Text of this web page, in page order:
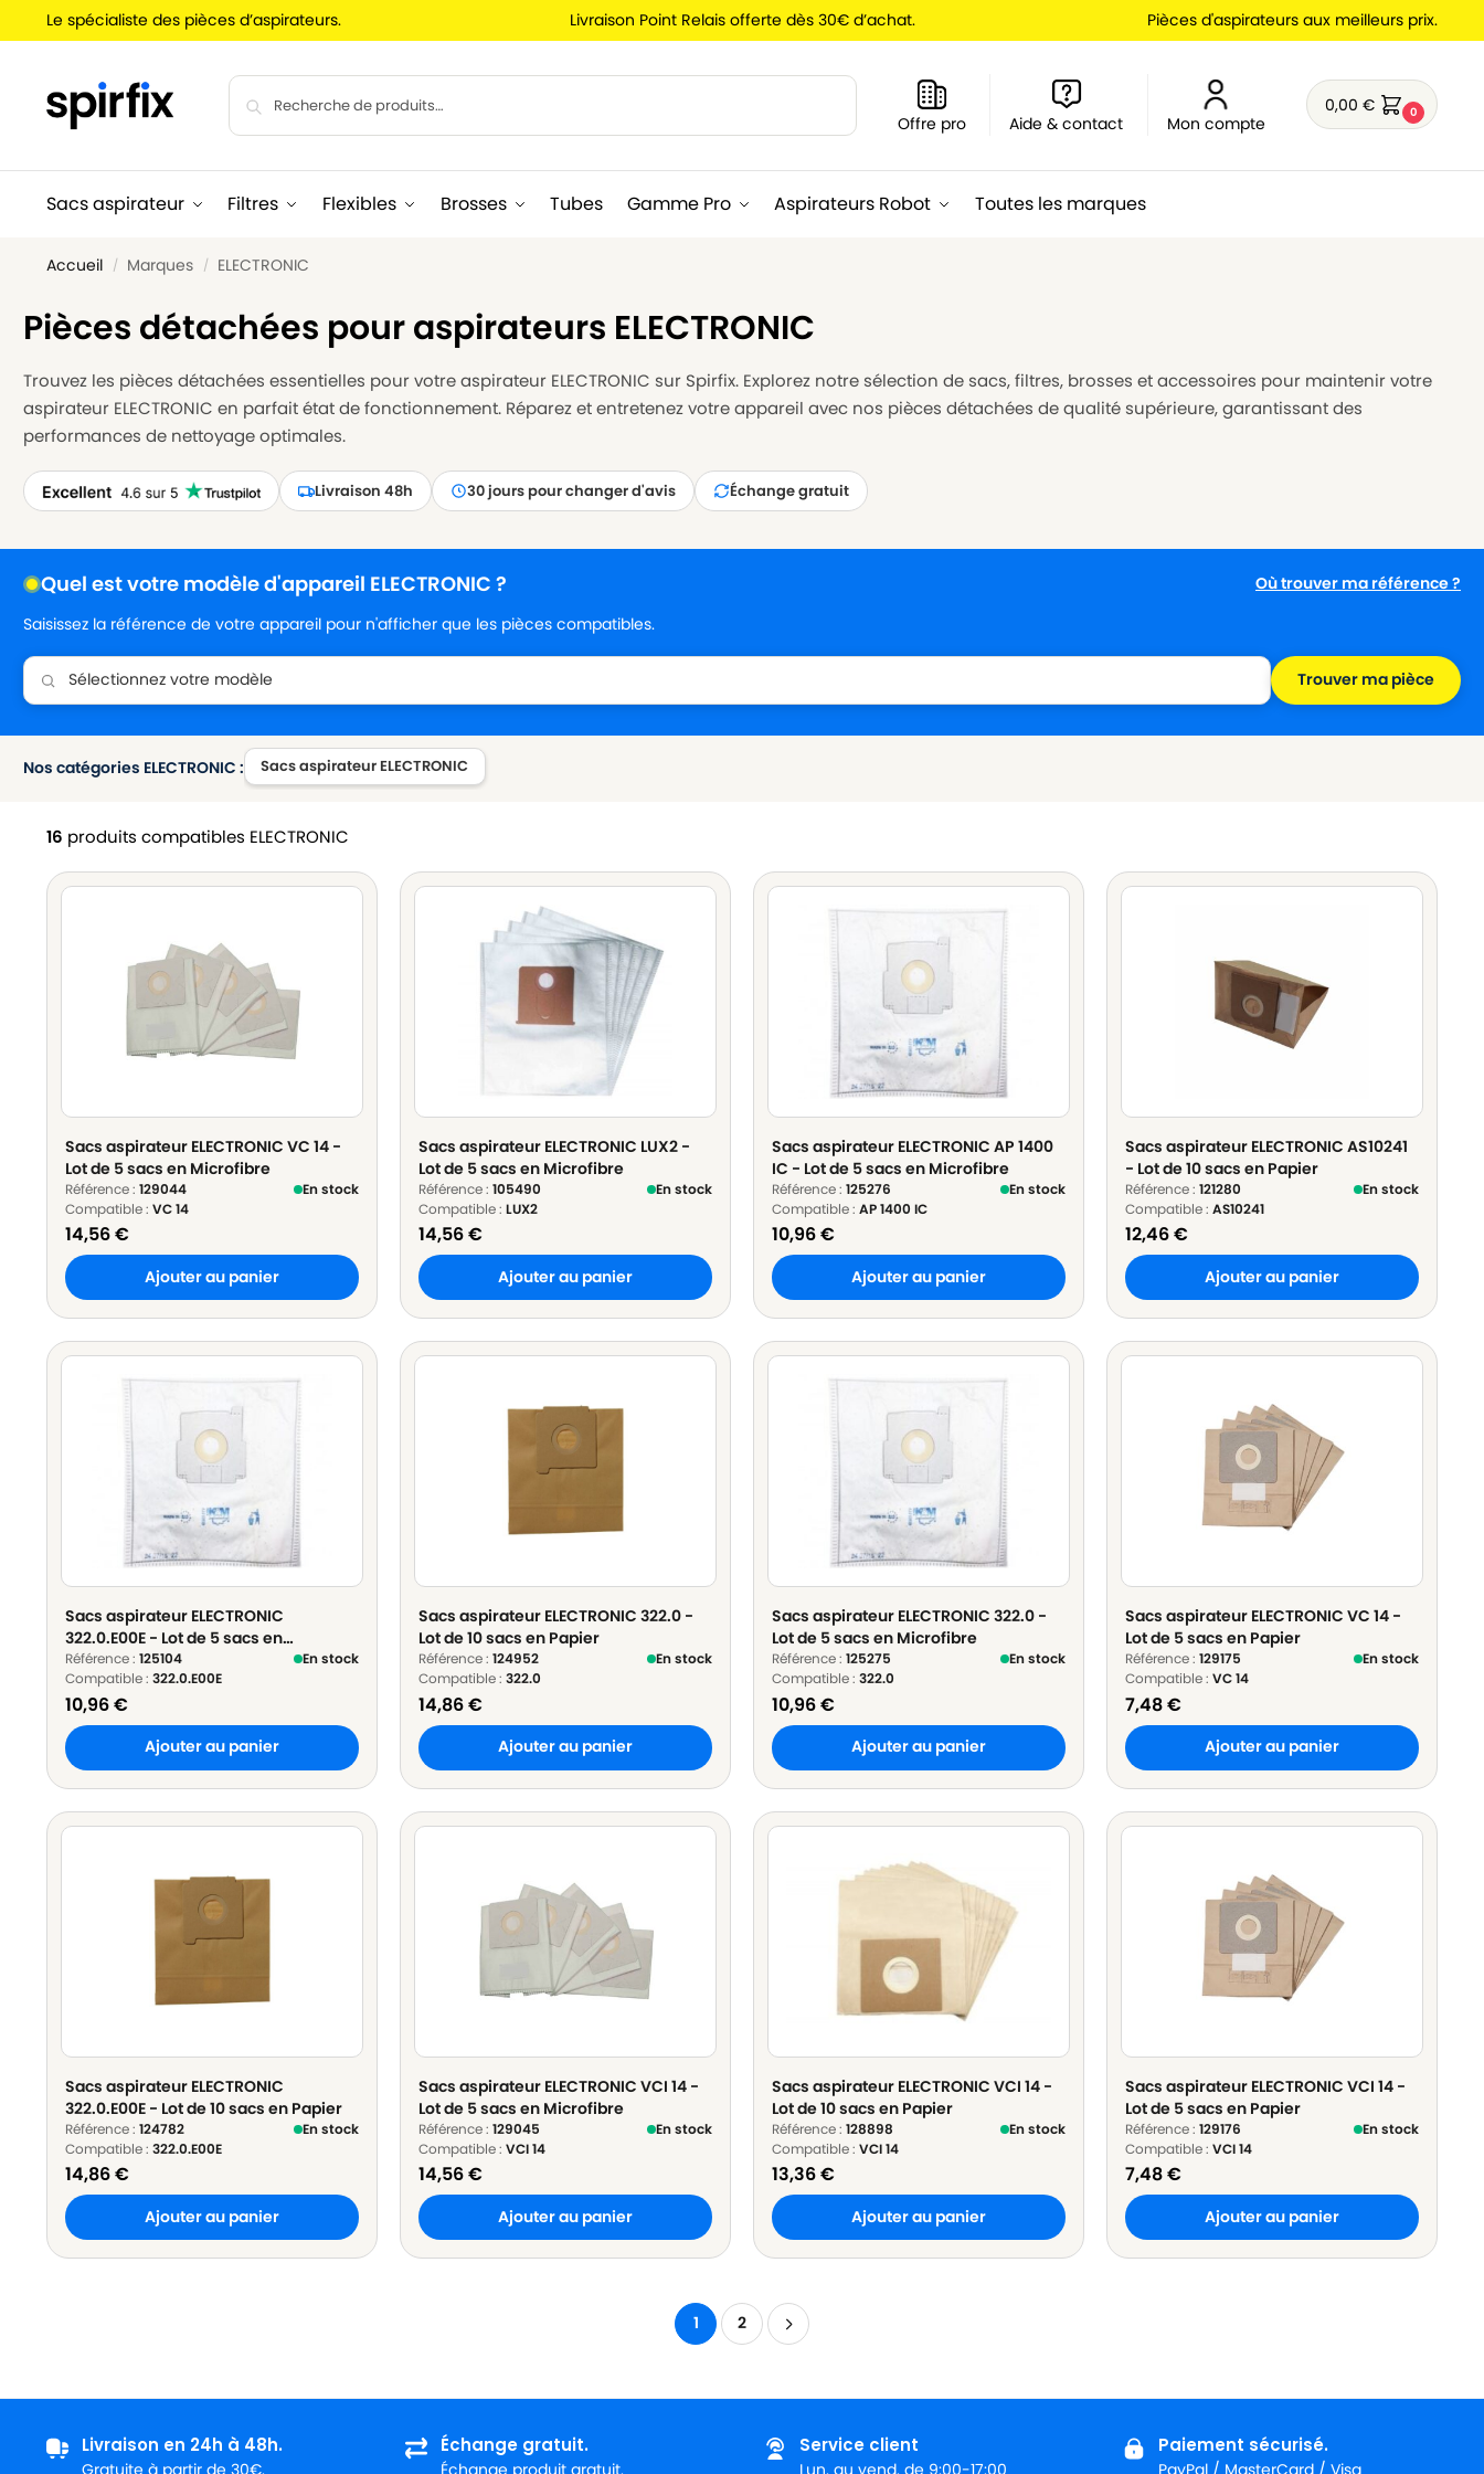
Le spécialiste des pièces d’aspirateurs. Livraison Point Relais offerte dès 30€ d’achat. Pièces d'aspirateurs aux meilleurs prix.
Offre pro Aide & contact Mon compte
0,00€ 0
Sacs aspirateur Filtres Flexibles Brosses Tubes Gamme Pro Aspirateurs Robot Toutes les marques
Accueil / Marques / ELECTRONIC
Pièces détachées pour aspirateurs ELECTRONIC
Trouvez les pièces détachées essentielles pour votre aspirateur ELECTRONIC sur Spirfix. Explorez notre sélection de sacs, filtres, brosses et accessoires pour maintenir votre
aspirateur ELECTRONIC en parfait état de fonctionnement. Réparez et entretenez votre appareil avec nos pièces détachées de qualité supérieure, garantissant des
performances de nettoyage optimales.
Livraison 48h 30 jours pour changer d'avis Échange gratuit
Quel est votre modèle d'appareil ELECTRONIC ?
Où trouver ma référence ?
Saisissez la référence de votre appareil pour n'afficher que les pièces compatibles.
Trouver ma pièce
Nos catégories ELECTRONIC : Sacs aspirateur ELECTRONIC
16 produits compatibles ELECTRONIC
Sacs aspirateur ELECTRONIC VC 14 -
Lot de 5 sacs en Microfibre
Référence : 129044
En stock
Compatible : VC 14
14,56€
Ajouter au panier
Sacs aspirateur ELECTRONIC LUX2 -
Lot de 5 sacs en Microfibre
Référence : 105490
En stock
Compatible : LUX2
14,56€
Ajouter au panier
Sacs aspirateur ELECTRONIC AP 1400
IC - Lot de 5 sacs en Microfibre
Référence : 125276
En stock
Compatible : AP 1400 IC
10,96€
Ajouter au panier
Sacs aspirateur ELECTRONIC AS10241
- Lot de 10 sacs en Papier
Référence :121280
En stock
Compatible :AS10241
12,46€
Ajouter au panier
Sacs aspirateur ELECTRONIC
322.0.E00E - Lot de 5 sacs en
Microfibre
Référence : 125104
En stock
Compatible : 322.0.E00E
10,96€
Ajouter au panier
Sacs aspirateur ELECTRONIC 322.0 -
Lot de 10 sacs en Papier
Référence : 124952
En stock
Compatible : 322.0
14,86€
Ajouter au panier
Sacs aspirateur ELECTRONIC 322.0 -
Lot de 5 sacs en Microfibre
Référence : 125275
En stock
Compatible : 322.0
10,96€
Ajouter au panier
Sacs aspirateur ELECTRONIC VC 14 -
Lot de 5 sacs en Papier
Référence :129175
En stock
Compatible :VC 14
7,48€
Ajouter au panier
Sacs aspirateur ELECTRONIC
322.0.E00E - Lot de 10 sacs en Papier
Référence : 124782
En stock
Compatible : 322.0.E00E
14,86€
Ajouter au panier
Sacs aspirateur ELECTRONIC VCI 14 -
Lot de 5 sacs en Microfibre
Référence : 129045
En stock
Compatible : VCI 14
14,56€
Ajouter au panier
Sacs aspirateur ELECTRONIC VCI 14 -
Lot de 10 sacs en Papier
Référence : 128898
En stock
Compatible : VCI 14
13,36€
Ajouter au panier
Sacs aspirateur ELECTRONIC VCI 14 -
Lot de 5 sacs en Papier
Référence :129176
En stock
Compatible :VCI 14
7,48€
Ajouter au panier
1 2
Livraison en 24h à 48h.
Gratuite à partir de 30€.
Échange gratuit.
Échange produit gratuit.
Service client
Lun. au vend. de 9:00-17:00
Paiement sécurisé.
PayPal / MasterCard / Visa